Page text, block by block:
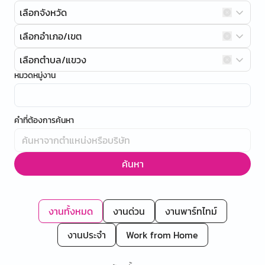
เลือกจังหวัด
เลือกอำเภอ/เขต
เลือกตำบล/แขวง
หมวดหมู่งาน
คำที่ต้องการค้นหา
ค้นหา
งานทั้งหมด งานด่วน
งานพาร์ทไทม์
งานประจำ
Work from Home